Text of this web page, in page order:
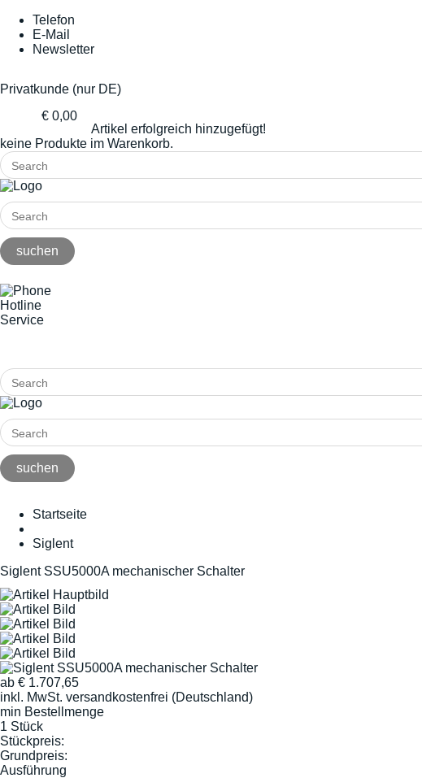
Telefon
E-Mail
Newsletter
Privatkunde (nur DE)
€ 0,00
Artikel erfolgreich hinzugefügt!
keine Produkte im Warenkorb.
Hotline
Service
Startseite
Siglent
Siglent SSU5000A mechanischer Schalter
ab € 1.707,65
inkl. MwSt. versandkostenfrei (Deutschland)
min Bestellmenge
1 Stück
Stückpreis:
Grundpreis:
Ausführung